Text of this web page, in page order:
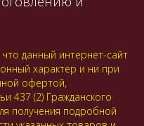
данный интернет-сайт
характер и ни при
офертой,
437 (2) Гражданского
получения подробной